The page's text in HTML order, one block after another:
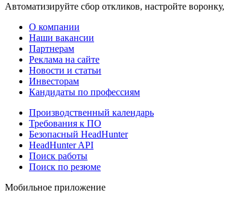
Автоматизируйте сбор откликов, настройте
О компании
Наши вакансии
Партнерам
Реклама на сайте
Новости и статьи
Инвесторам
Кандидаты по профессиям
Производственный календарь
Требования к ПО
Безопасный HeadHunter
HeadHunter API
Поиск работы
Поиск по резюме
Мобильное приложение